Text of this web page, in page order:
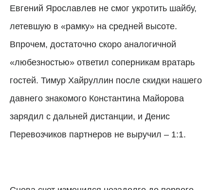
Евгений Ярославлев не смог укротить шайбу,
летевшую в «рамку» на средней высоте.
Впрочем, достаточно скоро аналогичной
«любезностью» ответил соперникам вратарь
гостей. Тимур Хайруллин после скидки нашего
давнего знакомого Константина Майорова
зарядил с дальней дистанции, и Денис
Перевозчиков партнеров не выручил – 1:1.